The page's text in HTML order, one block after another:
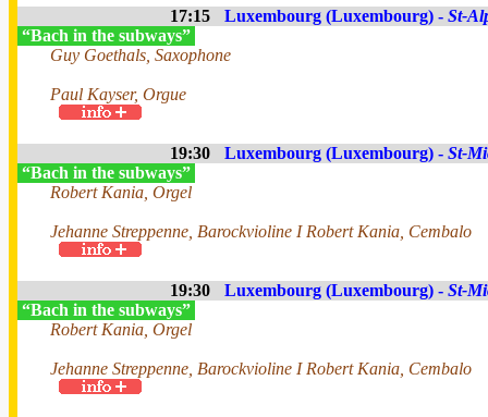
17:15 Luxembourg (Luxembourg) - St-
“Bach in the subways”
Guy Goethals, Saxophone
Paul Kayser, Orgue
19:30 Luxembourg (Luxembourg) - St-
“Bach in the subways”
Robert Kania, Orgel
Jehanne Streppenne, Barockvioline I Robert Kania, Cembalo
19:30 Luxembourg (Luxembourg) - St-
“Bach in the subways”
Robert Kania, Orgel
Jehanne Streppenne, Barockvioline I Robert Kania, Cembalo